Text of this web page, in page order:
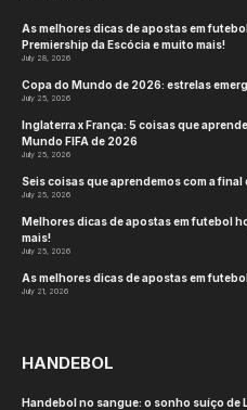
As melhores dicas de apostas em
Premiership da Escócia e muito mais!
July 28, 2026
Copa do Mundo de 2026: estrelas
July 25, 2026
Inglaterra x França: 5 coisas que
Mundo FIFA de 2026
July 25, 2026
Seis coisas que aprendemos com a
July 25, 2026
Melhores dicas de apostas em futebol
mais!
July 25, 2026
As melhores dicas de apostas em
July 21, 2026
HANDEBOL
Handebol no sangue: o sonho suíço de